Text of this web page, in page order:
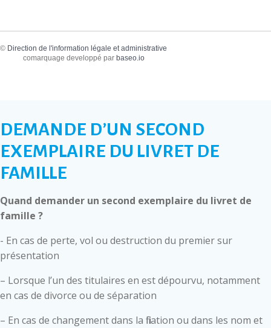
© Direction de l'information légale et administrative
comarquage developpé par baseo.io
DEMANDE D’UN SECOND
EXEMPLAIRE DU LIVRET DE
FAMILLE
Quand demander un second exemplaire du livret de
famille ?
- En cas de perte, vol ou destruction du premier sur
présentation
– Lorsque l’un des titulaires en est dépourvu, notamment
en cas de divorce ou de séparation
– En cas de changement dans la filiation ou dans les nom et